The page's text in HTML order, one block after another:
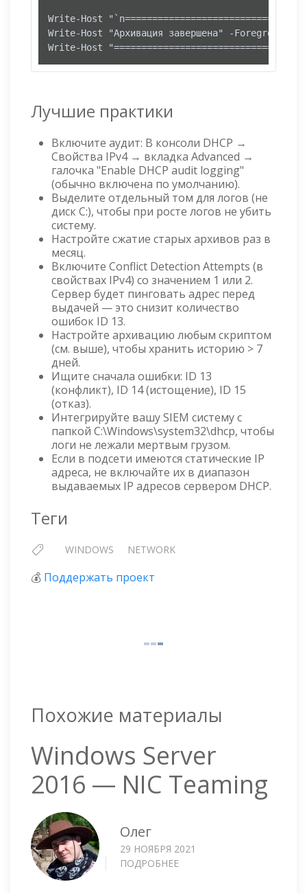
Write-Host
Write-Host "Архивация завершена" -
Write-Host
Лучшие практики
Включите аудит: В консоли DHCP →
Свойства IPv4 → вкладка Advanced →
галочка "Enable DHCP audit logging"
(обычно включена по умолчанию).
Выделите отдельный том для логов (не
диск C:), чтобы при росте логов не убить
систему.
Настройте сжатие старых архивов раз в
месяц.
Включите Conflict Detection Attempts (в
свойствах IPv4) со значением 1 или 2.
Сервер будет пинговать адрес перед
выдачей — это снизит количество
ошибок ID 13.
Настройте архивацию любым скриптом
(см. выше), чтобы хранить историю > 7
дней.
Ищите сначала ошибки: ID 13
(конфликт), ID 14 (истощение), ID 15
(отказ).
Интегрируйте вашу SIEM систему с
папкой C:\Windows\system32\dhcp, чтобы
логи не лежали мертвым грузом.
Если в подсети имеются статические IP
адреса, не включайте их в диапазон
выдаваемых IP адресов сервером DHCP.
Теги
WINDOWS NETWORK
💰 Поддержать проект
Похожие материалы
Windows Server
2016 — NIC Teaming
Олег
29 НОЯБРЯ 2021
ПОДРОБНЕЕ